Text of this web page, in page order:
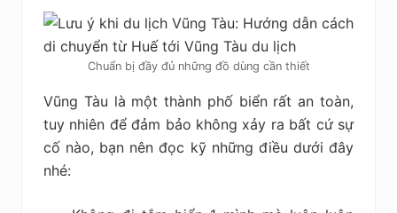
Chuẩn bị đầy đủ những đồ dùng cần thiết
Vũng Tàu là một thành phố biển rất an toàn,
tuy nhiên để đảm bảo không xảy ra bất cứ sự
cố nào, bạn nên đọc kỹ những điều dưới đây
nhé: